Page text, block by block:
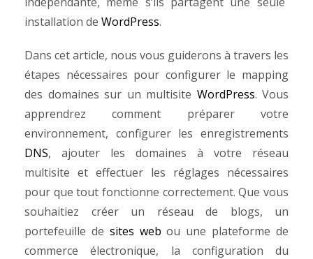
installation de WordPress.
Dans cet article, nous vous guiderons à travers les
étapes nécessaires pour configurer le mapping
des domaines sur un multisite WordPress. Vous
apprendrez comment préparer votre
environnement, configurer les enregistrements
DNS, ajouter les domaines à votre réseau
multisite et effectuer les réglages nécessaires
pour que tout fonctionne correctement.Que vous
souhaitiez créer un réseau de blogs, un
portefeuille de sites web ou une plateforme de
commerce électronique, la configuration du